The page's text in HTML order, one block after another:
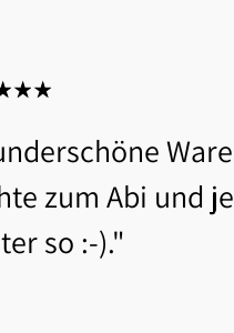
zum Abi und
so :-)."